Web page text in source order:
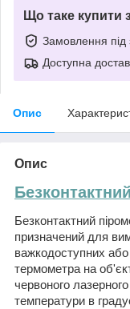
Що таке купити
Замовлення під
Доступна
Опис
Опис
Безконтактний
призначений для
важкодоступних
термометра на
червоного
температури в